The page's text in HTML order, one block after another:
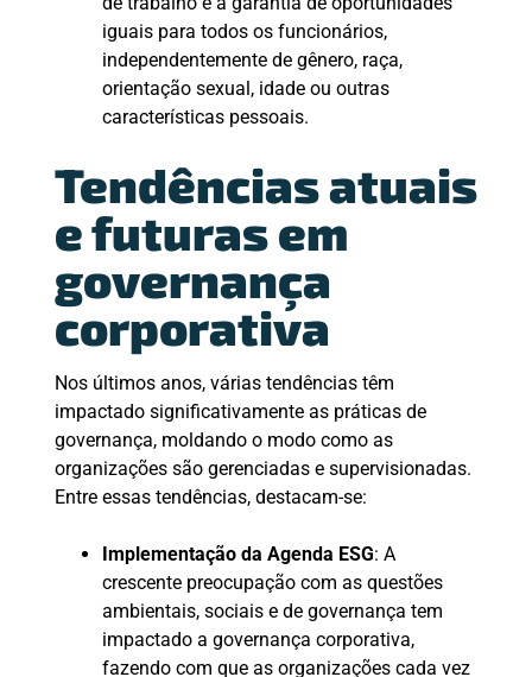
iguais para todos os funcionários,
independentemente de gênero, raça,
orientação sexual, idade ou outras
características pessoais.
Tendências atuais
e futuras em
governança
corporativa
Nos últimos anos, várias tendências têm
impactado significativamente as práticas de
governança, moldando o modo como as
organizações são gerenciadas e supervisionadas.
Entre essas tendências, destacam-se:
Implementação da Agenda ESG: A
crescente preocupação com as questões
ambientais, sociais e de governança tem
impactado a governança corporativa,
fazendo com que as organizações cada vez